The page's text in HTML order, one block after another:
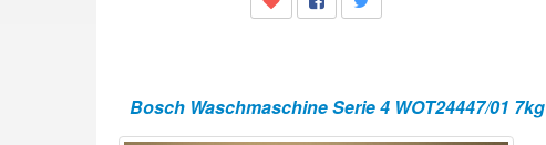
Bosch Waschmaschine Serie 4 WOT24447/01 7kg